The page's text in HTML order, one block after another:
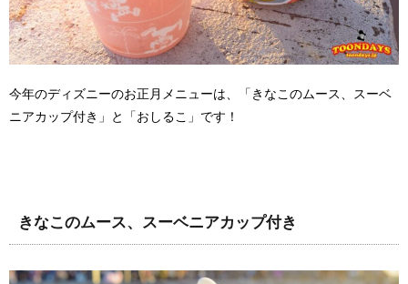
今年のディズニーのお正月メニューは、「きなこのムース、スーベ
ニアカップ付き」と「おしるこ」です！
きなこのムース、スーベニアカップ付き